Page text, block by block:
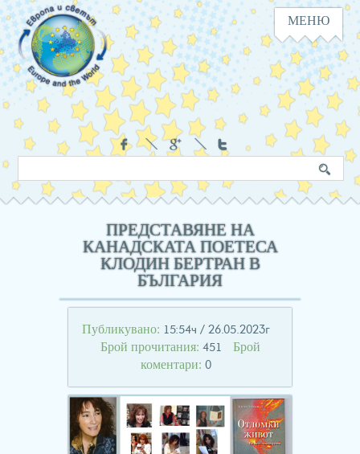
Навигация
МЕНЮ
Социални
в
сайта
дума
ПРЕДСТАВЯНЕ НА
КАНАДСКАТА ПОЕТЕСА
КЛОДИН БЕРТРАН В
БЪЛГАРИЯ
Публикувано: 15:54ч / 26.05.2023г
Брой прочитания: 451
Брой
коментари: 0